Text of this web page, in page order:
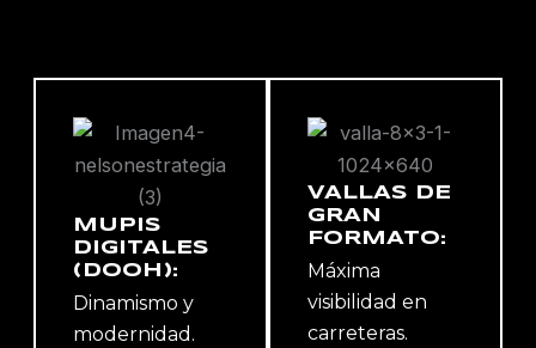
MUPIS
DIGITALES
(DOOH):
Dinamismo y
modernidad.
VALLAS DE
GRAN
FORMATO:
Máxima
visibilidad en
carreteras.